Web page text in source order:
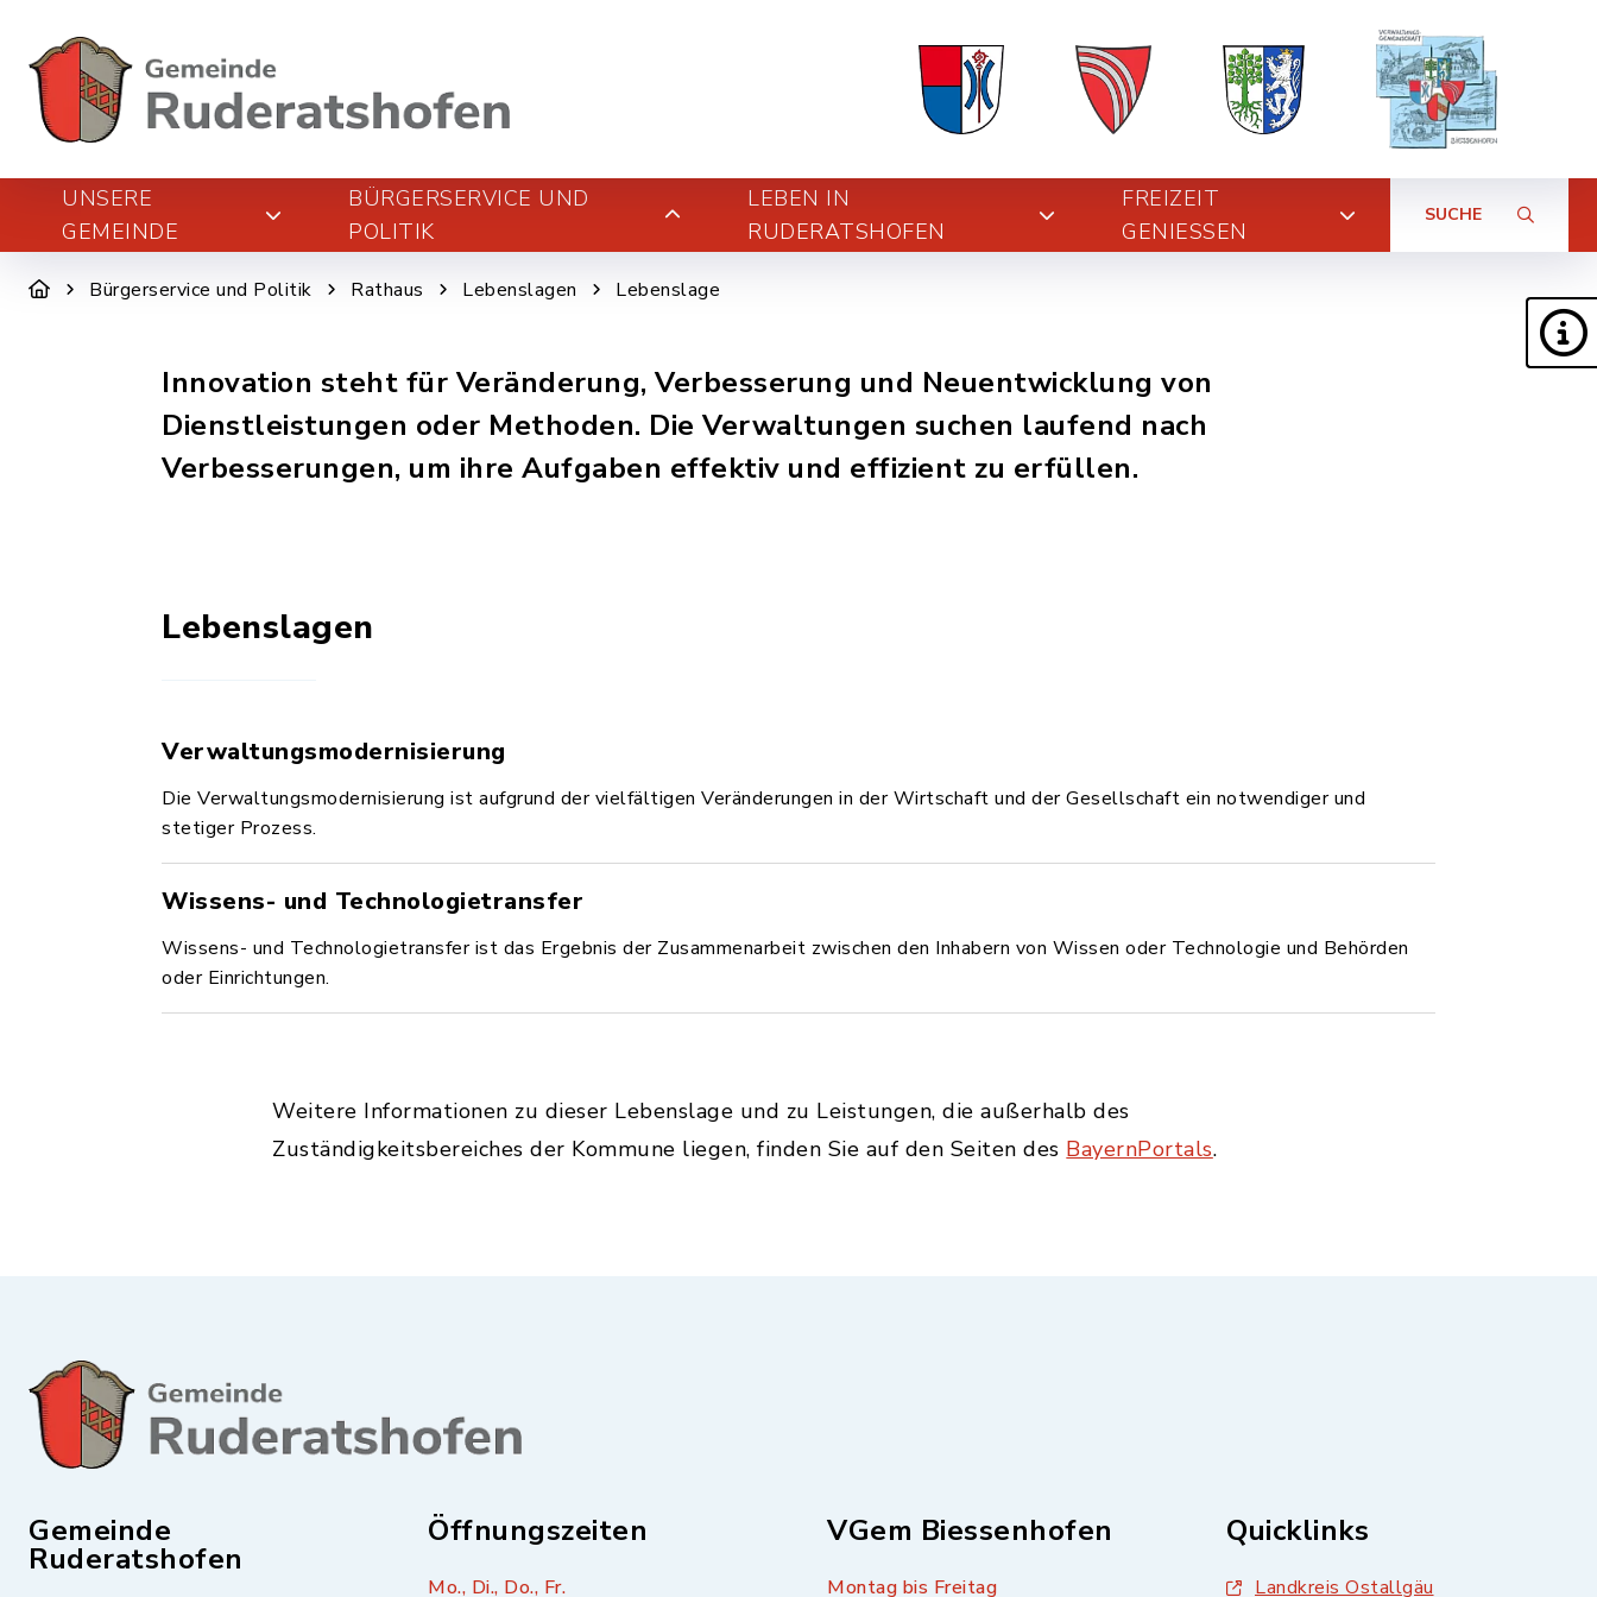
UNSERE
GEMEINDE
BÜRGERSERVICE UND
POLITIK
LEBEN IN
RUDERATSHOFEN
FREIZEIT
GENIESSEN
SUCHE
Bürgerservice und Politik Rathaus Lebenslagen Lebenslage
Innovation steht für Veränderung, Verbesserung und Neuentwicklung von
Dienstleistungen oder Methoden. Die Verwaltungen suchen laufend nach
Verbesserungen, um ihre Aufgaben effektiv und effizient zu erfüllen.
Lebenslagen
Verwaltungsmodernisierung
Die Verwaltungsmodernisierung ist aufgrund der vielfältigen Veränderungen in der Wirtschaft und der Gesellschaft ein notwendiger und
stetiger Prozess.
Wissens- und Technologietransfer
Wissens- und Technologietransfer ist das Ergebnis der Zusammenarbeit zwischen den Inhabern von Wissen oder Technologie und Behörden
oder Einrichtungen.
Weitere Informationen zu dieser Lebenslage und zu Leistungen, die außerhalb des
Zuständigkeitsbereiches der Kommune liegen, finden Sie auf den Seiten des BayernPortals.
Gemeinde
Ruderatshofen
Öffnungszeiten
Mo., Di., Do., Fr.
VGem Biessenhofen
Montag bis Freitag
Quicklinks
Landkreis Ostallgäu